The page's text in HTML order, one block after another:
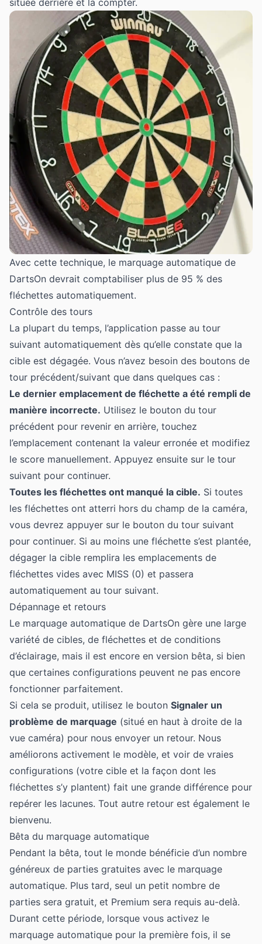
Avec cette technique, le marquage automatique de
DartsOn devrait comptabiliser plus de 95 % des
fléchettes automatiquement.
Contrôle des tours
La plupart du temps, l’application passe au tour
suivant automatiquement dès qu’elle constate que la
cible est dégagée. Vous n’avez besoin des boutons de
tour précédent/suivant que dans quelques cas :
Le dernier emplacement de fléchette a été rempli de
manière incorrecte. Utilisez le bouton du tour
précédent pour revenir en arrière, touchez
l’emplacement contenant la valeur erronée et modifiez
le score manuellement. Appuyez ensuite sur le tour
suivant pour continuer.
Toutes les fléchettes ont manqué la cible. Si toutes
les fléchettes ont atterri hors du champ de la caméra,
vous devrez appuyer sur le bouton du tour suivant
pour continuer. Si au moins une fléchette s’est plantée,
dégager la cible remplira les emplacements de
fléchettes vides avec MISS (0) et passera
automatiquement au tour suivant.
Dépannage et retours
Le marquage automatique de DartsOn gère une large
variété de cibles, de fléchettes et de conditions
d’éclairage, mais il est encore en version bêta, si bien
que certaines configurations peuvent ne pas encore
fonctionner parfaitement.
Si cela se produit, utilisez le bouton Signaler un
problème de marquage (situé en haut à droite de la
vue caméra) pour nous envoyer un retour. Nous
améliorons activement le modèle, et voir de vraies
configurations (votre cible et la façon dont les
fléchettes s’y plantent) fait une grande différence pour
repérer les lacunes. Tout autre retour est également le
bienvenu.
Bêta du marquage automatique
Pendant la bêta, tout le monde bénéficie d’un nombre
généreux de parties gratuites avec le marquage
automatique. Plus tard, seul un petit nombre de
parties sera gratuit, et Premium sera requis au-delà.
Durant cette période, lorsque vous activez le
marquage automatique pour la première fois, il se